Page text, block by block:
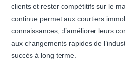
clients et rester compétitifs sur le
continue permet aux courtiers
connaissances, d’améliorer leurs
aux changements rapides de
succès à long terme.